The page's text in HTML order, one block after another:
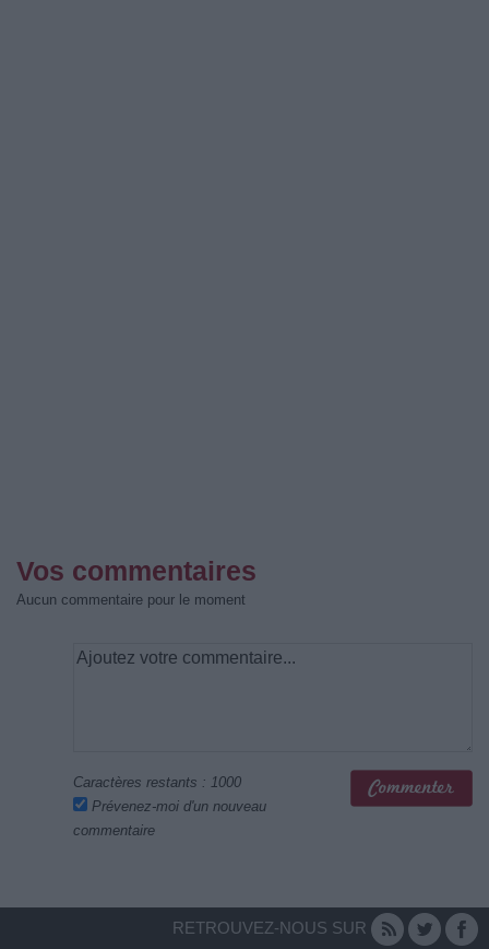
Vos commentaires
Aucun commentaire pour le moment
Caractères restants : 1000
Prévenez-moi d'un nouveau
commentaire
RETROUVEZ-NOUS SUR